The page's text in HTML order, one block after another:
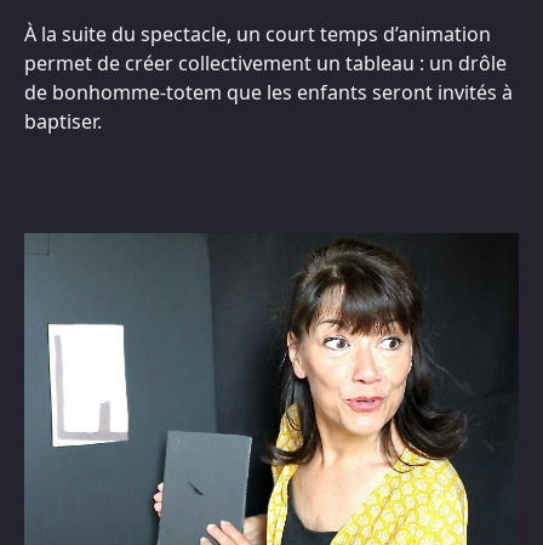
À la suite du spectacle, un court temps d’animation
permet de créer collectivement un tableau : un drôle
de bonhomme-totem que les enfants seront invités à
baptiser.